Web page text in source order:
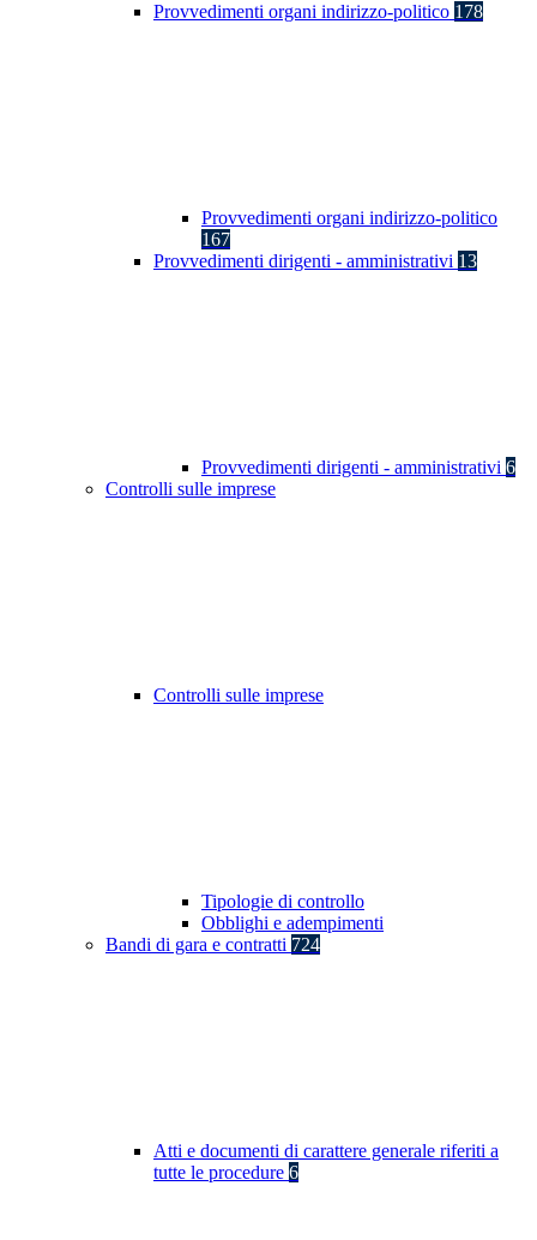
Provvedimenti organi indirizzo-politico 178
Provvedimenti organi indirizzo-politico
167
Provvedimenti dirigenti - amministrativi 13
Provvedimenti dirigenti - amministrativi 6
Controlli sulle imprese
Controlli sulle imprese
Tipologie di controllo
Obblighi e adempimenti
Bandi di gara e contratti 724
Atti e documenti di carattere generale riferiti a
tutte le procedure 6